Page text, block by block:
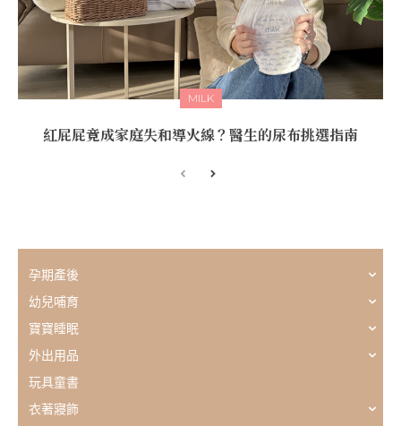
MILK
紅屁屁竟成家庭失和導火線？醫生的尿布挑選指南
孕期產後
幼兒哺育
寶寶睡眠
外出用品
玩具童書
衣著寢飾